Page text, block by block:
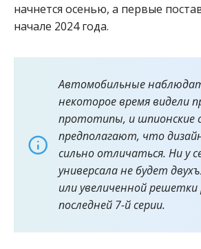
начнется осенью, а первые
начале 2024 года.
Автомобильные
некоторое время видели
прототипы, и шпионские
предполагают, что
сильно отличаться. Ни у
универсала не будет
или увеличенной
последней 7-й серии.